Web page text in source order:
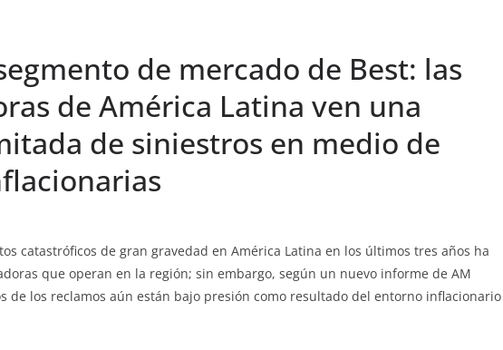
de mercado de Best: las
de América Latina ven una
de siniestros en medio de
catastróficos de gran gravedad en América Latina en los últimos tres años ha
que operan en la región; sin embargo, según un nuevo informe de AM
de los reclamos aún están bajo presión como resultado del entorno inflacionario